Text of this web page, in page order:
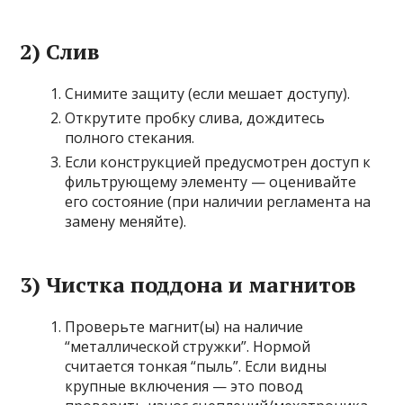
2) Слив
Снимите защиту (если мешает доступу).
Открутите пробку слива, дождитесь
полного стекания.
Если конструкцией предусмотрен доступ к
фильтрующему элементу — оценивайте
его состояние (при наличии регламента на
замену меняйте).
3) Чистка поддона и магнитов
Проверьте магнит(ы) на наличие
“металлической стружки”. Нормой
считается тонкая “пыль”. Если видны
крупные включения — это повод